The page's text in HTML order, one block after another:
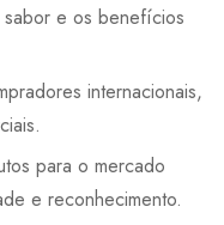
sabor e os benefícios
internacionais,
para o mercado
e reconhecimento.